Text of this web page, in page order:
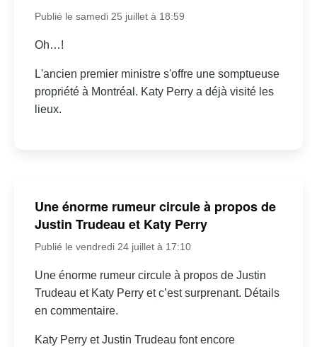
Publié le samedi 25 juillet à 18:59
Oh…!
L'ancien premier ministre s'offre une somptueuse
propriété à Montréal. Katy Perry a déjà visité les
lieux.
Une énorme rumeur circule à propos de
Justin Trudeau et Katy Perry
Publié le vendredi 24 juillet à 17:10
Une énorme rumeur circule à propos de Justin
Trudeau et Katy Perry et c’est surprenant. Détails
en commentaire.
Katy Perry et Justin Trudeau font encore